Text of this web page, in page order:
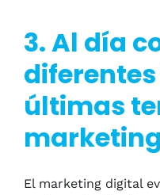
3. Al día
últimas
marketing
El marketing digital